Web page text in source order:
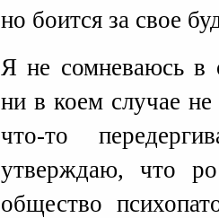
но боится за свое
Я не сомневаюсь
ни в коем случае
что-то
утверждаю, что
общество